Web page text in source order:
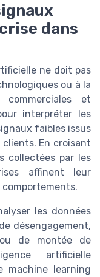
dans
ne doit pas
ou à la
commerciales et
interpréter les
faibles issus
En croisant
collectées par les
affinent leur
les données
désengagement,
de montée de
artificielle
machine learning